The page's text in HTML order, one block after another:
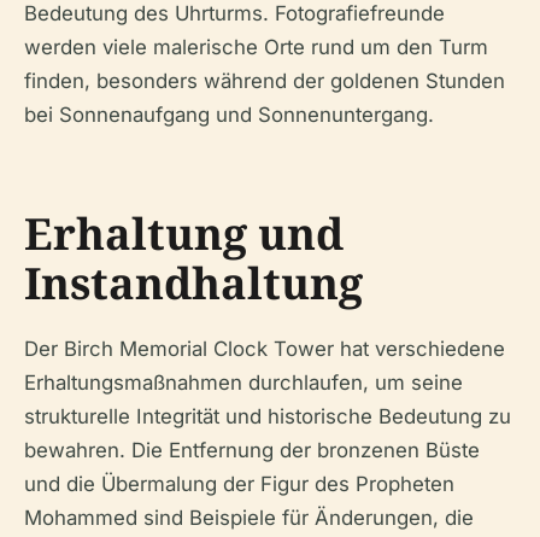
Bedeutung des Uhrturms. Fotografiefreunde
werden viele malerische Orte rund um den Turm
finden, besonders während der goldenen Stunden
bei Sonnenaufgang und Sonnenuntergang.
Erhaltung und
Instandhaltung
Der Birch Memorial Clock Tower hat verschiedene
Erhaltungsmaßnahmen durchlaufen, um seine
strukturelle Integrität und historische Bedeutung zu
bewahren. Die Entfernung der bronzenen Büste
und die Übermalung der Figur des Propheten
Mohammed sind Beispiele für Änderungen, die